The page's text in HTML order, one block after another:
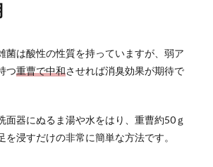
菌は酸性の性質を持っていますが、弱ア
つ重曹で中和させれば消臭効果が期待で
面器にぬるま湯や水をはり、重曹約50ｇ
を浸すだけの非常に簡単な方法です。